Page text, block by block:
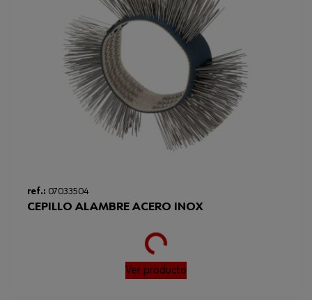
ref.: 07033504
CEPILLO ALAMBRE ACERO INOX
Loading...
Ver producto